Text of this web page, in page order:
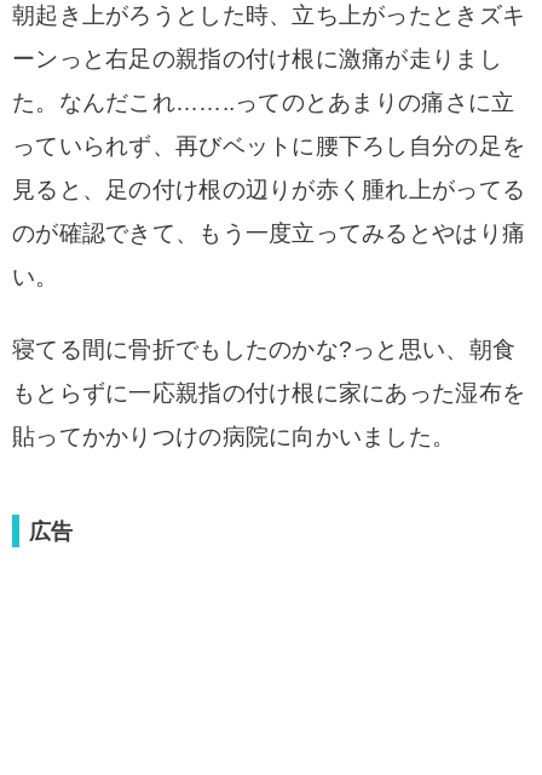
朝起き上がろうとした時、立ち上がったときズキ
ーン っと右足の親指の付け根に激痛が走りまし
た。 なんだこれ……..ってのとあまりの痛さに立
っていられず、再びベットに腰下ろし自分の足を
見ると、 足の付け根の辺りが赤く腫れ上がってる
のが確認できて、もう一度立ってみるとやはり痛
い。
寝てる間に骨折でもしたのかな?っと思い、 朝食
もとらずに一応親指の付け根に家にあった湿布を
貼ってかかりつけの病院に向かいました。
広告